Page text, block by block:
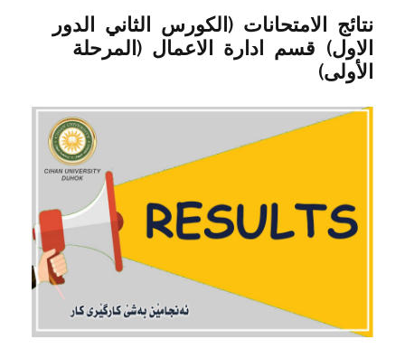
نتائج الامتحانات (الكورس الثاني الدور
الاول) قسم ادارة الاعمال (المرحلة
الأولی)